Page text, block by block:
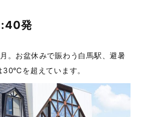
発
。お盆休みで賑わう白馬駅、避暑
30℃を超えています。